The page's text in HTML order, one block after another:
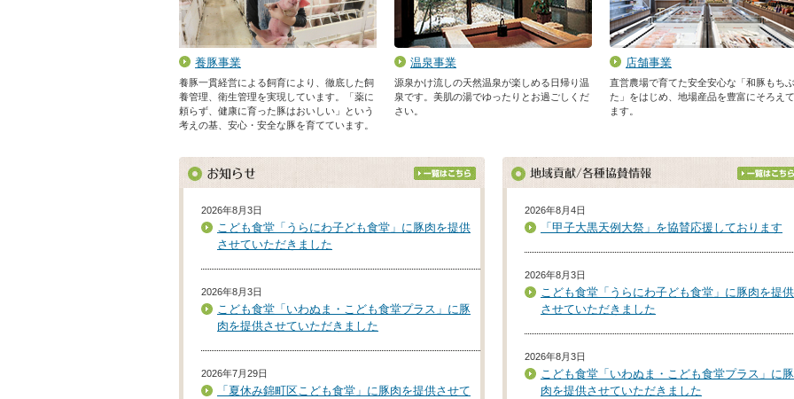
養豚事業
養豚一貫経営による飼育により、徹底した飼
養管理、衛生管理を実現しています。「薬に
頼らず、健康に育った豚はおいしい」という
考えの基、安心・安全な豚を育てています。
温泉事業
源泉かけ流しの天然温泉が楽しめる日帰り温
泉です。美肌の湯でゆったりとお過ごしくだ
さい。
店舗事業
直営農場で育てた安全安心な「和豚もちぶ
た」をはじめ、地場産品を豊富にそろえ
ます。
2026年8月3日
こども食堂「うらにわ子ども食堂」に豚肉を提供
させていただきました
2026年8月3日
こども食堂「いわぬま・こども食堂プラス」に豚
肉を提供させていただきました
2026年7月29日
「夏休み錦町区こども食堂」に豚肉を提供させて
2026年8月4日
「甲子大黒天例大祭」を協賛応援しております
2026年8月3日
こども食堂「うらにわ子ども食堂」に豚肉を提供
させていただきました
2026年8月3日
こども食堂「いわぬま・こども食堂プラス」に豚
肉を提供させていただきました